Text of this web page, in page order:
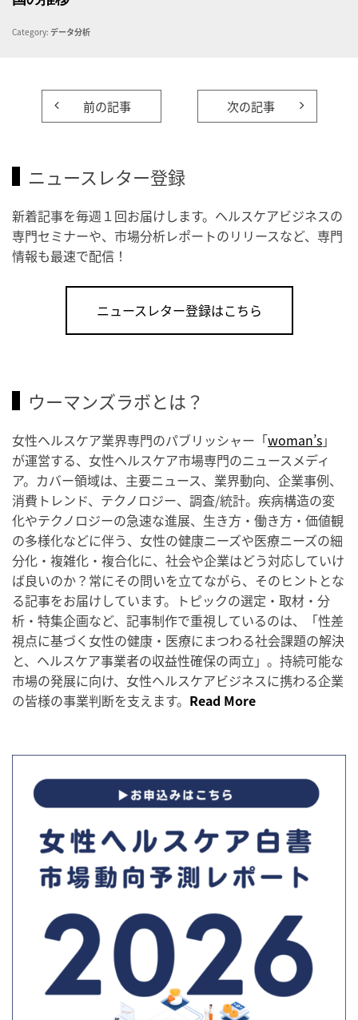
Category: データ分析
前の記事 次の記事
ニュースレター登録
新着記事を毎週１回お届けします。ヘルスケアビジネスの
専門セミナーや、市場分析レポートのリリースなど、専門
情報も最速で配信！
ニュースレター登録はこちら
ウーマンズラボとは？
女性ヘルスケア業界専門のパブリッシャー「woman’s」
が運営する、女性ヘルスケア市場専門のニュースメディ
ア。カバー領域は、主要ニュース、業界動向、企業事例、
消費トレンド、テクノロジー、調査/統計。疾病構造の変
化やテクノロジーの急速な進展、生き方・働き方・価値観
の多様化などに伴う、女性の健康ニーズや医療ニーズの細
分化・複雑化・複合化に、社会や企業はどう対応していけ
ば良いのか？常にその問いを立てながら、そのヒントとな
る記事をお届けしています。トピックの選定・取材・分
析・特集企画など、記事制作で重視しているのは、「性差
視点に基づく女性の健康・医療にまつわる社会課題の解決
と、ヘルスケア事業者の収益性確保の両立」。持続可能な
市場の発展に向け、女性ヘルスケアビジネスに携わる企業
の皆様の事業判断を支えます。 Read More